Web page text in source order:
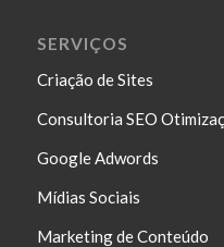
SERVIÇOS
Criação de Sites
Consultoria SEO
Google Adwords
Mídias Sociais
Marketing de Conteúdo